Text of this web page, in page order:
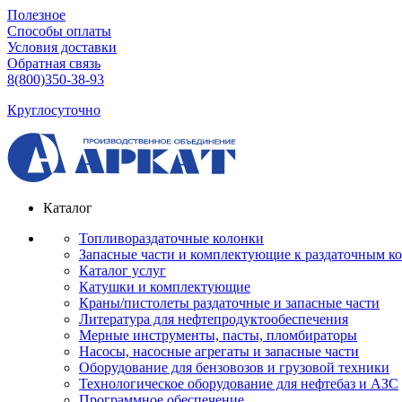
Полезное
Способы оплаты
Условия доставки
Обратная связь
8(800)350-38-93
Круглосуточно
Каталог
Топливораздаточные колонки
Запасные части и комплектующие к раздаточным
Каталог услуг
Катушки и комплектующие
Краны/пистолеты раздаточные и запасные части
Литература для нефтепродуктообеспечения
Мерные инструменты, пасты, пломбираторы
Насосы, насосные агрегаты и запасные части
Оборудование для бензовозов и грузовой техники
Технологическое оборудование для нефтебаз и АЗС